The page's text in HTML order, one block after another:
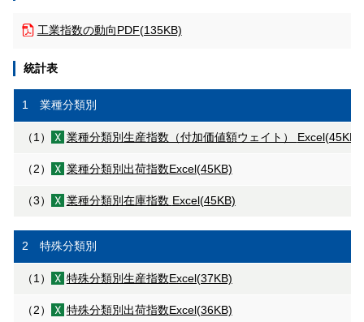
工業指数の動向PDF(135KB)
統計表
1 業種分類別
（1） 業種分類別生産指数（付加価値額ウェイト） Excel(45KB)
（2） 業種分類別出荷指数Excel(45KB)
（3） 業種分類別在庫指数 Excel(45KB)
2 特殊分類別
（1） 特殊分類別生産指数Excel(37KB)
（2） 特殊分類別出荷指数Excel(36KB)